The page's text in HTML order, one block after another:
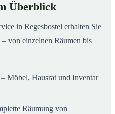
Überblick
in Regesbostel erhalten Sie
von einzelnen Räumen bis
– Möbel, Hausrat und Inventar
Räumung von